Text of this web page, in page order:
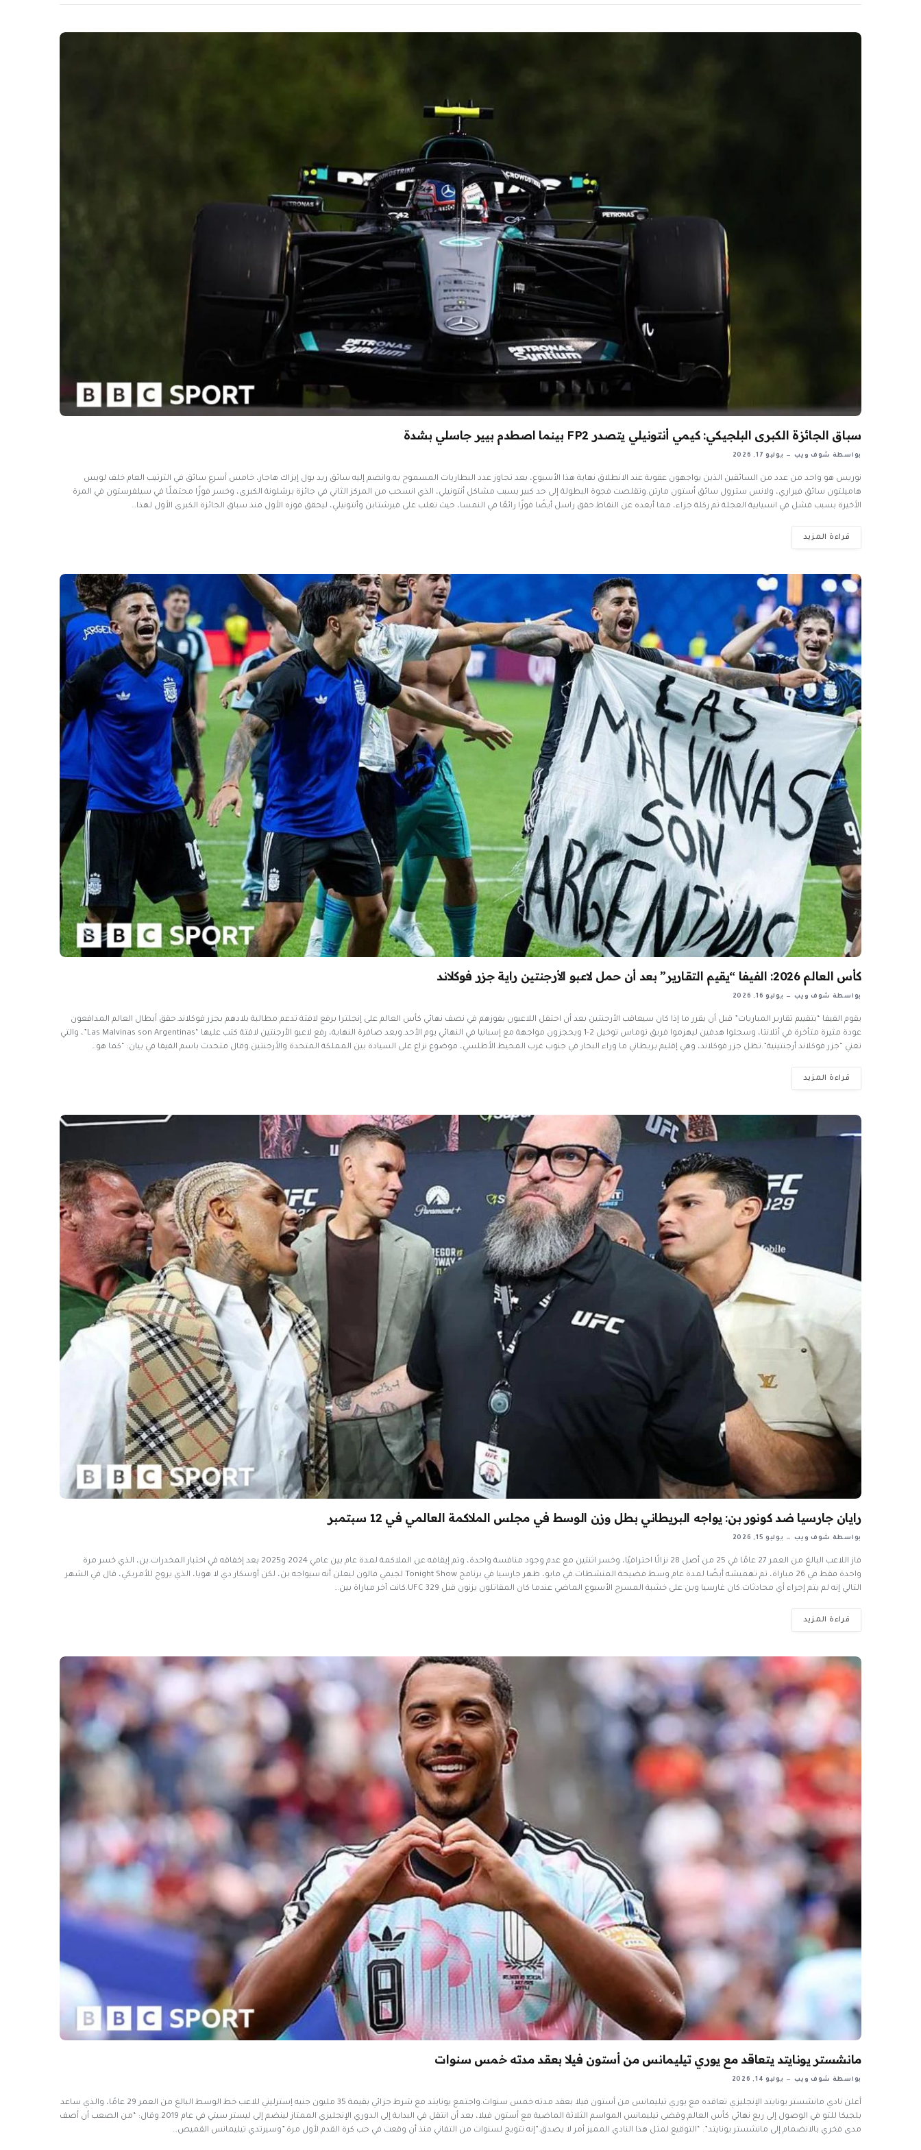
سباق الجائزة الكبرى البلجيكي: كيمي أنتونيلي يتصدر FP2 بينما اصطدم بيير جاسلي بشدة
بواسطة شوف ويب يوليو 17, 2026
نوريس هو واحد من عدد من السائقين الذين يواجهون عقوبة عند الانطلاق نهاية هذا الأسبوع، بعد تجاوز عدد البطاريات المسموح به.وانضم إليه سائق ريد بول إيزاك هاجار، خامس أسرع سائق في الترتيب العام خلف لويس
هاميلتون سائق فيراري، ولانس سترول سائق أستون مارتن.وتقلصت فجوة البطولة إلى حد كبير بسبب مشاكل أنتونيلي، الذي انسحب من المركز الثاني في جائزة برشلونة الكبرى، وخسر فوزًا محتملًا في سيلفرستون في المرة
الأخيرة بسبب فشل في انسيابية العجلة ثم ركلة جزاء، مما أبعده عن النقاط.حقق راسل أيضًا فوزًا رائعًا في النمسا، حيث تغلب على فيرشتابن وأنتونيلي، ليحقق فوزه الأول منذ سباق الجائزة الكبرى الأول لهذا…
قراءة المزيد
كأس العالم 2026: الفيفا “يقيم التقارير” بعد أن حمل لاعبو الأرجنتين راية جزر فوكلاند
بواسطة شوف ويب يوليو 16, 2026
يقوم الفيفا “بتقييم تقارير المباريات” قبل أن يقرر ما إذا كان سيعاقب الأرجنتين بعد أن احتفل اللاعبون بفوزهم في نصف نهائي كأس العالم على إنجلترا برفع لافتة تدعم مطالبة بلادهم بجزر فوكلاند.حقق أبطال العالم المدافعون
عودة مثيرة متأخرة في أتلانتا، وسجلوا هدفين ليهزموا فريق توماس توخيل 2-1 ويحجزون مواجهة مع إسبانيا في النهائي يوم الأحد.وبعد صافرة النهاية، رفع لاعبو الأرجنتين لافتة كتب عليها “Las Malvinas son Argentinas”، والتي
تعني “جزر فوكلاند أرجنتينية”.تظل جزر فوكلاند، وهي إقليم بريطاني ما وراء البحار في جنوب غرب المحيط الأطلسي، موضوع نزاع على السيادة بين المملكة المتحدة والأرجنتين.وقال متحدث باسم الفيفا في بيان: “كما هو…
قراءة المزيد
رايان جارسيا ضد كونور بن: يواجه البريطاني بطل وزن الوسط في مجلس الملاكمة العالمي في 12 سبتمبر
بواسطة شوف ويب يوليو 15, 2026
فاز اللاعب البالغ من العمر 27 عامًا في 25 من أصل 28 نزالًا احترافيًا، وخسر اثنتين مع عدم وجود منافسة واحدة، وتم إيقافه عن الملاكمة لمدة عام بين عامي 2024 و2025 بعد إخفاقه في اختبار المخدرات.بن، الذي خسر مرة
واحدة فقط في 26 مباراة، تم تهميشه أيضًا لمدة عام وسط فضيحة المنشطات.في مايو، ظهر جارسيا في برنامج Tonight Show لجيمي فالون ليعلن أنه سيواجه بن، لكن أوسكار دي لا هويا، الذي يروج للأمريكي، قال في الشهر
التالي إنه لم يتم إجراء أي محادثات.كان غارسيا وبن على خشبة المسرح الأسبوع الماضي عندما كان المقاتلون يزنون قبل UFC 329.كانت آخر مباراة بين…
قراءة المزيد
مانشستر يونايتد يتعاقد مع يوري تيليمانس من أستون فيلا بعقد مدته خمس سنوات
بواسطة شوف ويب يوليو 14, 2026
أعلن نادي مانشستر يونايتد الإنجليزي تعاقده مع يوري تيليمانس من أستون فيلا بعقد مدته خمس سنوات.واجتمع يونايتد مع شرط جزائي بقيمة 35 مليون جنيه إسترليني للاعب خط الوسط البالغ من العمر 29 عامًا، والذي ساعد
بلجيكا للتو في الوصول إلى ربع نهائي كأس العالم.وقضى تيليمانس المواسم الثلاثة الماضية مع أستون فيلا، بعد أن انتقل في البداية إلى الدوري الإنجليزي الممتاز لينضم إلى ليستر سيتي في عام 2019.وقال: “من الصعب أن أصف
مدى فخري بالانضمام إلى مانشستر يونايتد”. “التوقيع لمثل هذا النادي المميز أمر لا يصدق.”إنه تتويج لسنوات من التفاني منذ أن وقعت في حب كرة القدم لأول مرة.”وسيرتدي تيليمانس القميص…